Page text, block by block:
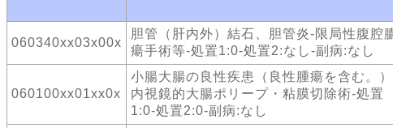
060340xx03x00x
胆管（肝内外）結石、胆管炎-限局性腹腔
瘍手術等-処置1:0-処置2:なし-副病:なし
060100xx01xx0x
小腸大腸の良性疾患（良性腫瘍を含む。
内視鏡的大腸ポリープ・粘膜切除術-処置
1:0-処置2:0-副病:なし